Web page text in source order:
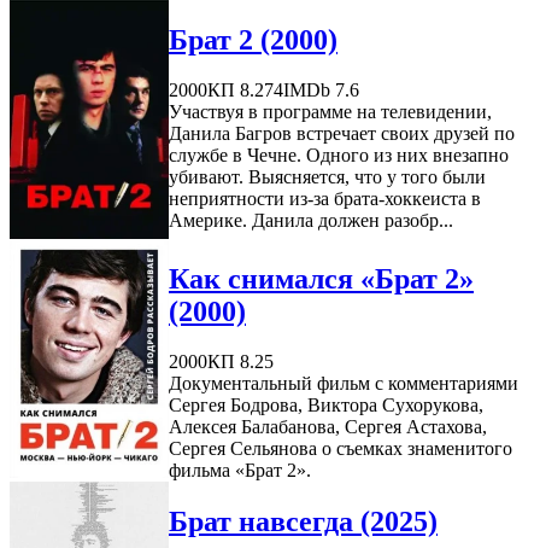
Брат 2 (2000)
2000КП 8.274IMDb 7.6
Участвуя в программе на телевидении,
Данила Багров встречает своих друзей по
службе в Чечне. Одного из них внезапно
убивают. Выясняется, что у того были
неприятности из-за брата-хоккеиста в
Америке. Данила должен разобр...
Как снимался «Брат 2»
(2000)
2000КП 8.25
Документальный фильм с комментариями
Сергея Бодрова, Виктора Сухорукова,
Алексея Балабанова, Сергея Астахова,
Сергея Сельянова о съемках знаменитого
фильма «Брат 2».
Брат навсегда (2025)